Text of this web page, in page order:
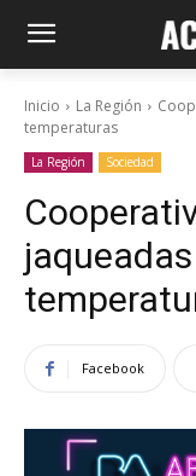
Inicio La Región
temperaturas
La Región Sociedad
Facebook